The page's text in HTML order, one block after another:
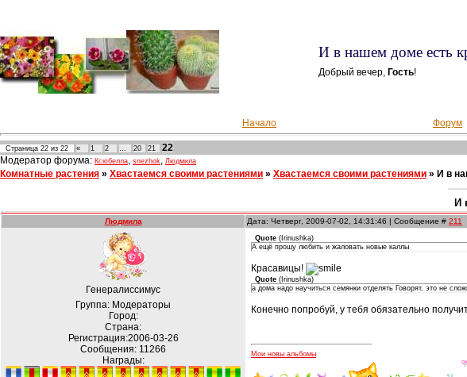
И в нашем доме есть
Добрый вечер, Гость!
Начало
Форум
Страница 22 из 22 « 1 2 … 20 21
22
Модератор форума: Ксюбелла, snezhok, Людмила
Комнатные растения » Хвастаемся своими растениями » Хвастаемся своими растениями » И в
И
Людмила Дата: Четверг, 2009-07-02, 14:31:46 | Сообщение # 211
Генералиссимус
Группа: Модераторы
Город:
Страна:
Регистрация:2006-03-26
Сообщения: 11266
Награды:
Quote ( Irinushka)
А ещё прошу любить и жаловать новые каллы
Красавицы!
Quote ( Irinushka)
а дома надо научиться семянки отделять Говорят, это не
Конечно попробуй, у тебя обязательно
Мои новы альбомы